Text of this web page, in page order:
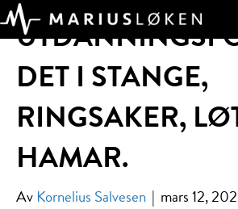
DET I STANGE,
RINGSAKER,
HAMAR.
Av Kornelius Salvesen | mars 12,